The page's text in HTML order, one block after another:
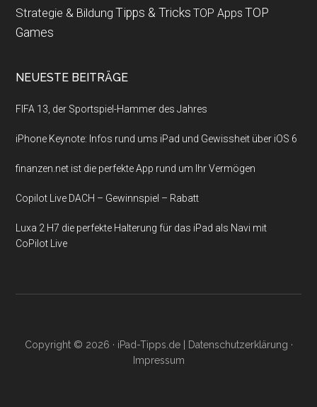
Strategie & Bildung Tipps & Tricks TOP Apps TOP
Games
NEUESTE BEITRÄGE
FIFA 13, der Sportspiel-Hammer des Jahres
iPhone Keynote: Infos rund ums iPad und Gewissheit über iOS 6
finanzen.net ist die perfekte App rund um Ihr Vermögen
Copilot Live DACH – Gewinnspiel – Rabatt
Luxa 2 H7 die perfekte Halterung für das iPad als Navi mit
CoPilot Live
Copyright © 2026 · iPad-Tipps.de| Datenschutzerklärung ·
Impressum